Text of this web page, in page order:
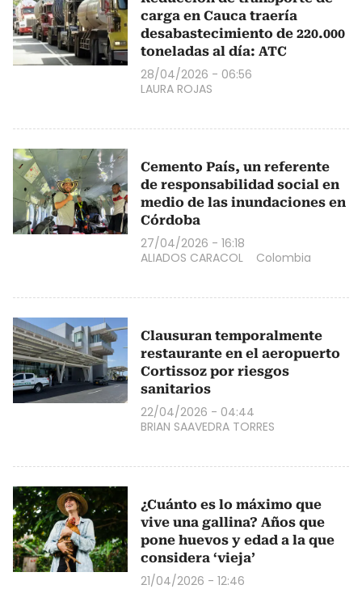
carga en Cauca traería
desabastecimiento de 220.000
toneladas al día: ATC
28/04/2026 - 06:56
LAURA ROJAS
Cemento País, un referente
de responsabilidad social en
medio de las inundaciones en
Córdoba
27/04/2026 - 16:18
ALIADOS CARACOL
Colombia
Clausuran temporalmente
restaurante en el aeropuerto
Cortissoz por riesgos
sanitarios
22/04/2026 - 04:44
BRIAN SAAVEDRA TORRES
¿Cuánto es lo máximo que
vive una gallina? Años que
pone huevos y edad a la que
considera ‘vieja’
21/04/2026 - 12:46